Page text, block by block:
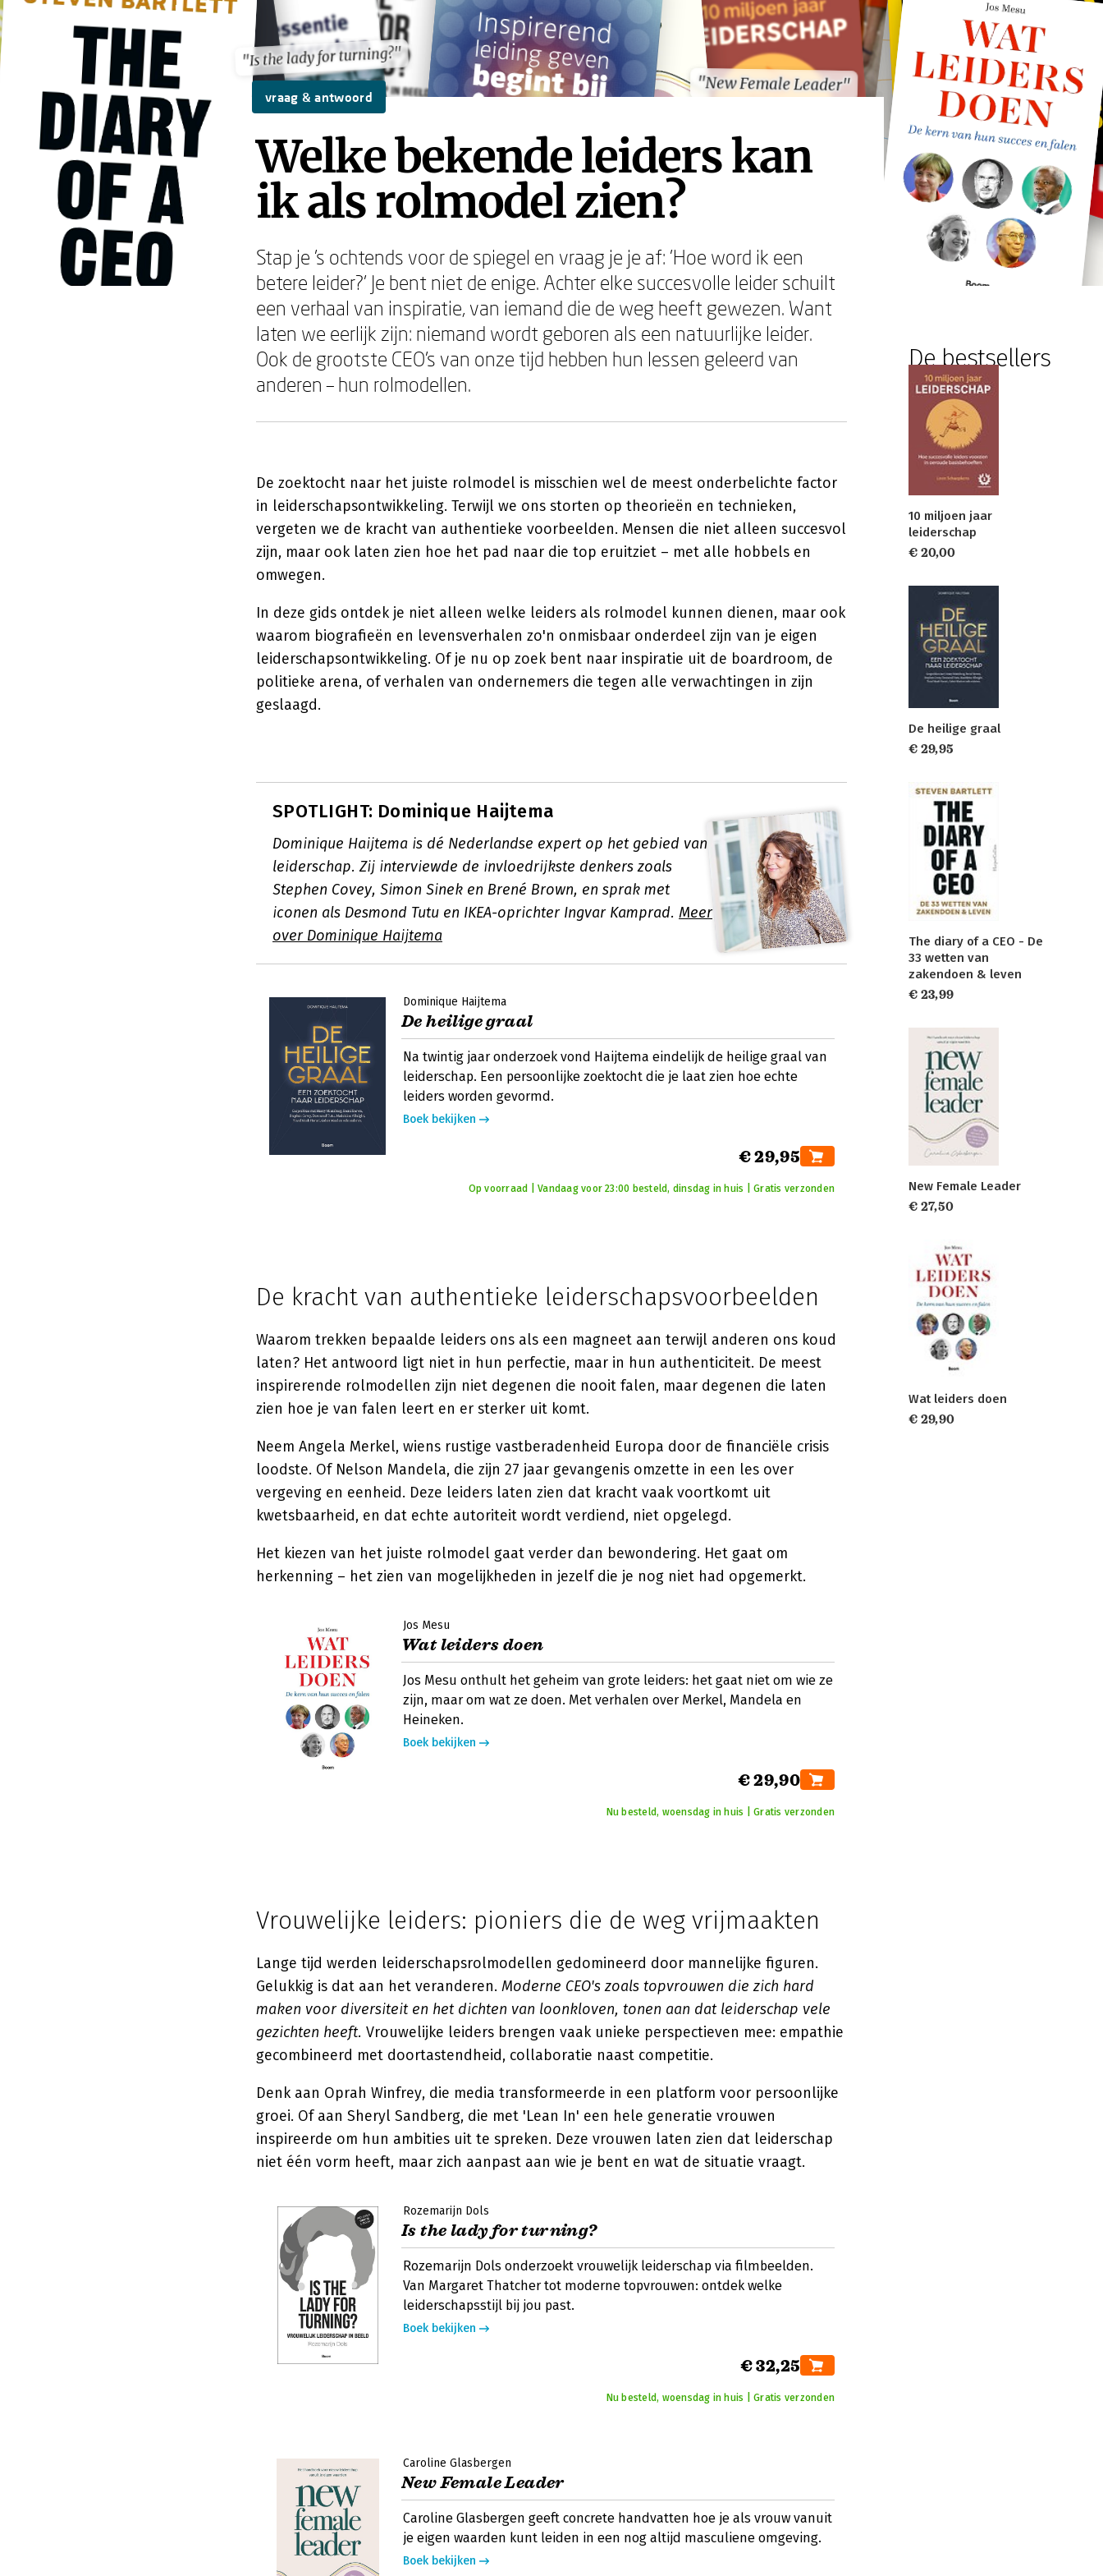
"Is the lady for turning?"
"New Female Leader"
"Is the lady for turning?"
"New Female Leader"
vraag & antwoord
Welke bekende leiders kan
ik als rolmodel zien?
Stap je 's ochtends voor de spiegel en vraag je je af: 'Hoe word ik een
betere leider?' Je bent niet de enige. Achter elke succesvolle leider schuilt
een verhaal van inspiratie, van iemand die de weg heeft gewezen. Want
laten we eerlijk zijn: niemand wordt geboren als een natuurlijke leider.
Ook de grootste CEO's van onze tijd hebben hun lessen geleerd van
anderen – hun rolmodellen.
De zoektocht naar het juiste rolmodel is misschien wel de meest onderbelichte factor
in leiderschapsontwikkeling. Terwijl we ons storten op theorieën en technieken,
vergeten we de kracht van authentieke voorbeelden. Mensen die niet alleen succesvol
zijn, maar ook laten zien hoe het pad naar die top eruitziet – met alle hobbels en
omwegen.
In deze gids ontdek je niet alleen welke leiders als rolmodel kunnen dienen, maar ook
waarom biografieën en levensverhalen zo'n onmisbaar onderdeel zijn van je eigen
leiderschapsontwikkeling. Of je nu op zoek bent naar inspiratie uit de boardroom, de
politieke arena, of verhalen van ondernemers die tegen alle verwachtingen in zijn
geslaagd.
SPOTLIGHT: Dominique Haijtema
Dominique Haijtema is dé Nederlandse expert op het gebied van
leiderschap. Zij interviewde de invloedrijkste denkers zoals
Stephen Covey, Simon Sinek en Brené Brown, en sprak met
iconen als Desmond Tutu en IKEA-oprichter Ingvar Kamprad. Meer
over Dominique Haijtema
Dominique Haijtema
De heilige graal
Na twintig jaar onderzoek vond Haijtema eindelijk de heilige graal van
leiderschap. Een persoonlijke zoektocht die je laat zien hoe echte
leiders worden gevormd.
Boek bekijken
€ 29,95
Op voorraad | Vandaag voor 23:00 besteld, dinsdag in huis | Gratis verzonden
De kracht van authentieke leiderschapsvoorbeelden
Waarom trekken bepaalde leiders ons als een magneet aan terwijl anderen ons koud
laten? Het antwoord ligt niet in hun perfectie, maar in hun authenticiteit. De meest
inspirerende rolmodellen zijn niet degenen die nooit falen, maar degenen die laten
zien hoe je van falen leert en er sterker uit komt.
Neem Angela Merkel, wiens rustige vastberadenheid Europa door de financiële crisis
loodste. Of Nelson Mandela, die zijn 27 jaar gevangenis omzette in een les over
vergeving en eenheid. Deze leiders laten zien dat kracht vaak voortkomt uit
kwetsbaarheid, en dat echte autoriteit wordt verdiend, niet opgelegd.
Het kiezen van het juiste rolmodel gaat verder dan bewondering. Het gaat om
herkenning – het zien van mogelijkheden in jezelf die je nog niet had opgemerkt.
Jos Mesu
Wat leiders doen
Jos Mesu onthult het geheim van grote leiders: het gaat niet om wie ze
zijn, maar om wat ze doen. Met verhalen over Merkel, Mandela en
Heineken.
Boek bekijken
€ 29,90
Nu besteld, woensdag in huis | Gratis verzonden
Vrouwelijke leiders: pioniers die de weg vrijmaakten
Lange tijd werden leiderschapsrolmodellen gedomineerd door mannelijke figuren.
Gelukkig is dat aan het veranderen. Moderne CEO's zoals topvrouwen die zich hard
maken voor diversiteit en het dichten van loonkloven, tonen aan dat leiderschap vele
gezichten heeft. Vrouwelijke leiders brengen vaak unieke perspectieven mee: empathie
gecombineerd met doortastendheid, collaboratie naast competitie.
Denk aan Oprah Winfrey, die media transformeerde in een platform voor persoonlijke
groei. Of aan Sheryl Sandberg, die met 'Lean In' een hele generatie vrouwen
inspireerde om hun ambities uit te spreken. Deze vrouwen laten zien dat leiderschap
niet één vorm heeft, maar zich aanpast aan wie je bent en wat de situatie vraagt.
Rozemarijn Dols
Is the lady for turning?
Rozemarijn Dols onderzoekt vrouwelijk leiderschap via filmbeelden.
Van Margaret Thatcher tot moderne topvrouwen: ontdek welke
leiderschapsstijl bij jou past.
Boek bekijken
€ 32,25
Nu besteld, woensdag in huis | Gratis verzonden
Caroline Glasbergen
New Female Leader
Caroline Glasbergen geeft concrete handvatten hoe je als vrouw vanuit
je eigen waarden kunt leiden in een nog altijd masculiene omgeving.
Boek bekijken
De bestsellers
10 miljoen jaar
leiderschap
€ 20,00
De heilige graal
€ 29,95
The diary of a CEO - De
33 wetten van
zakendoen & leven
€ 23,99
New Female Leader
€ 27,50
Wat leiders doen
€ 29,90